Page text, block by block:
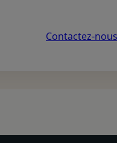
Contactez-nous